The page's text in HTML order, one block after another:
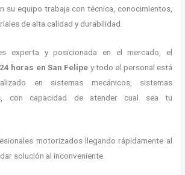
su equipo trabaja con técnica, conocimientos,
de alta calidad y durabilidad.
experta y posicionada en el mercado, el
horas en San Felipe y todo el personal está
en sistemas mecánicos, sistemas
con capacidad de atender cual sea tu
motorizados llegando rápidamente al
solución al inconveniente.